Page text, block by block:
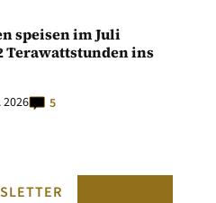
speisen im Juli
Terawattstunden ins
2026 5